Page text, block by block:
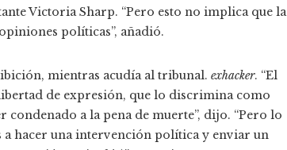
Victoria Sharp. “Pero esto no implica que la
políticas”, añadió.
mientras acudía al tribunal. exhacker. “El
de expresión, que lo discrimina como
a la pena de muerte”, dijo. “Pero lo
hacer una intervención política y enviar un